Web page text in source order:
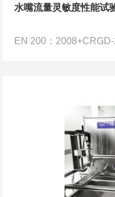
水嘴流量灵敏度性能试
EN 200：